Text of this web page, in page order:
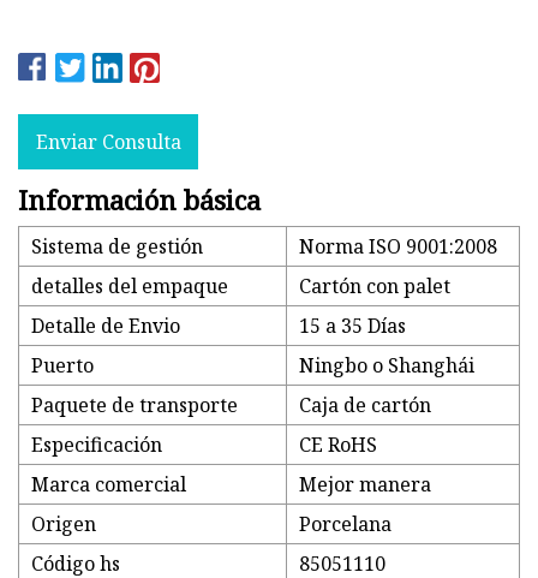
Enviar Consulta
Información básica
Sistema de gestión
Norma ISO 9001:2008
detalles del empaque
Cartón con palet
Detalle de Envio
15 a 35 Días
Puerto
Ningbo o Shanghái
Paquete de transporte
Caja de cartón
Especificación
CE RoHS
Marca comercial
Mejor manera
Origen
Porcelana
Código hs
85051110